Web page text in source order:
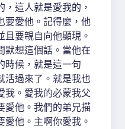
這人就是愛我的，
要愛他。記得麼，他
要親自向他顯現。
默想這個話。當他在
時候，就是這一句
活過來了。就是我也
我。愛我的必蒙我父
愛他。我們的弟兄描
他。主啊你愛我。